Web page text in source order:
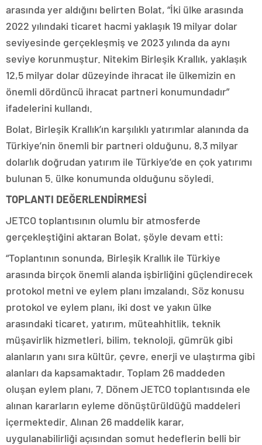
arasında yer aldığını belirten Bolat, “İki ülke arasında
2022 yılındaki ticaret hacmi yaklaşık 19 milyar dolar
seviyesinde gerçekleşmiş ve 2023 yılında da aynı
seviye korunmuştur. Nitekim Birleşik Krallık, yaklaşık
12,5 milyar dolar düzeyinde ihracat ile ülkemizin en
önemli dördüncü ihracat partneri konumundadır”
ifadelerini kullandı.
Bolat, Birleşik Krallık’ın karşılıklı yatırımlar alanında da
Türkiye’nin önemli bir partneri olduğunu, 8,3 milyar
dolarlık doğrudan yatırım ile Türkiye’de en çok yatırımı
bulunan 5. ülke konumunda olduğunu söyledi.
TOPLANTI DEĞERLENDİRMESİ
JETCO toplantısının olumlu bir atmosferde
gerçekleştiğini aktaran Bolat, şöyle devam etti:
“Toplantının sonunda, Birleşik Krallık ile Türkiye
arasında birçok önemli alanda işbirliğini güçlendirecek
protokol metni ve eylem planı imzalandı. Söz konusu
protokol ve eylem planı, iki dost ve yakın ülke
arasındaki ticaret, yatırım, müteahhitlik, teknik
müşavirlik hizmetleri, bilim, teknoloji, gümrük gibi
alanların yanı sıra kültür, çevre, enerji ve ulaştırma gibi
alanları da kapsamaktadır. Toplam 26 maddeden
oluşan eylem planı, 7. Dönem JETCO toplantısında ele
alınan kararların eyleme dönüştürüldüğü maddeleri
içermektedir. Alınan 26 maddelik karar,
uygulanabilirliği açısından somut hedeflerin belli bir